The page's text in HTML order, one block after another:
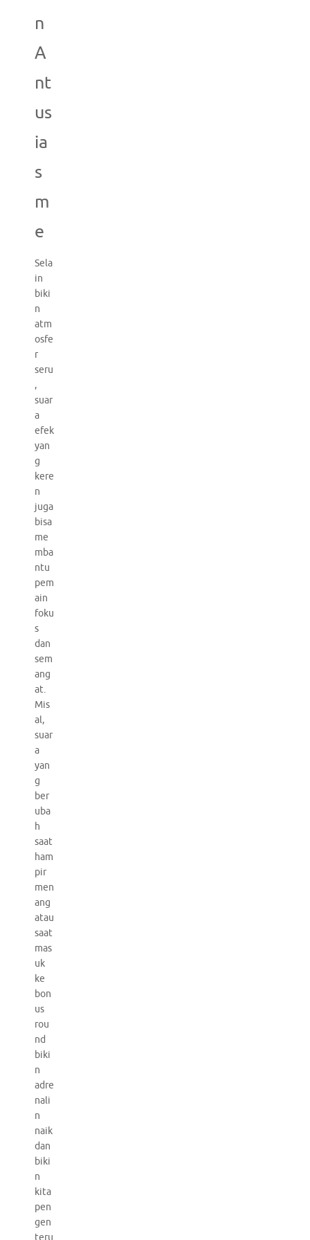
n
A
nt
us
ia
s
m
e
Sela
in
biki
n
atm
osfe
r
seru
,
suar
a
efek
yan
g
kere
n
juga
bisa
me
mba
ntu
pem
ain
foku
s
dan
sem
ang
at.
Mis
al,
suar
a
yan
g
ber
uba
h
saat
ham
pir
men
ang
atau
saat
mas
uk
ke
bon
us
rou
nd
biki
n
adre
nali
n
naik
dan
biki
n
kita
pen
gen
teru